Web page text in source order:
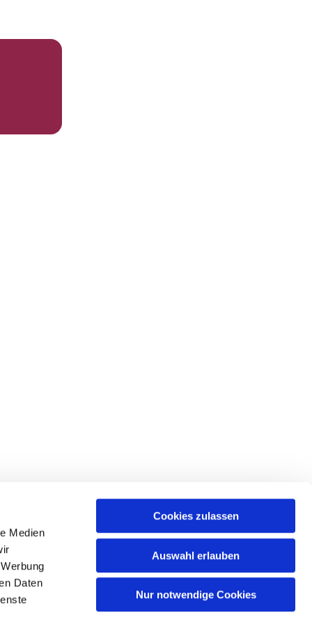
Medien
Daten
Cookies zulassen
Auswahl erlauben
Nur notwendige Cookies